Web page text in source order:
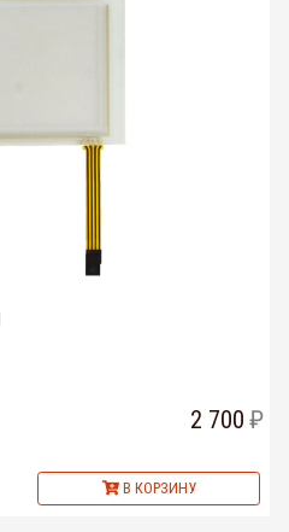
2 700
В КОРЗИНУ